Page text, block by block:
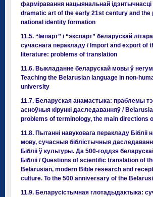
фарміравання нацыянальнай
dramatic art of the early 21st century and the
national identity formation
11.5. “Імпарт” і “экспарт” беларускай
сучаснага перакладу / Import and export of
literature: problems of translation
11.6. Выкладанне беларускай мовы ў
Teaching the Belarusian language in non-
university
11.7. Беларуская анамастыка: праблемы
асноўныя кірункі даследаванняў /
problems of terminology, the main directions
11.8. Пытанні навуковага перакладу Бібліі
мову, сучасныя біблістычныя
Бібліі ў культуры. Да 500-годдзя
Бібліі / Questions of scientific translation of
Belarusian, modern Bible research and
culture. To the 500 anniversary of the
11.9. Беларусістычная глотадыдактыка: